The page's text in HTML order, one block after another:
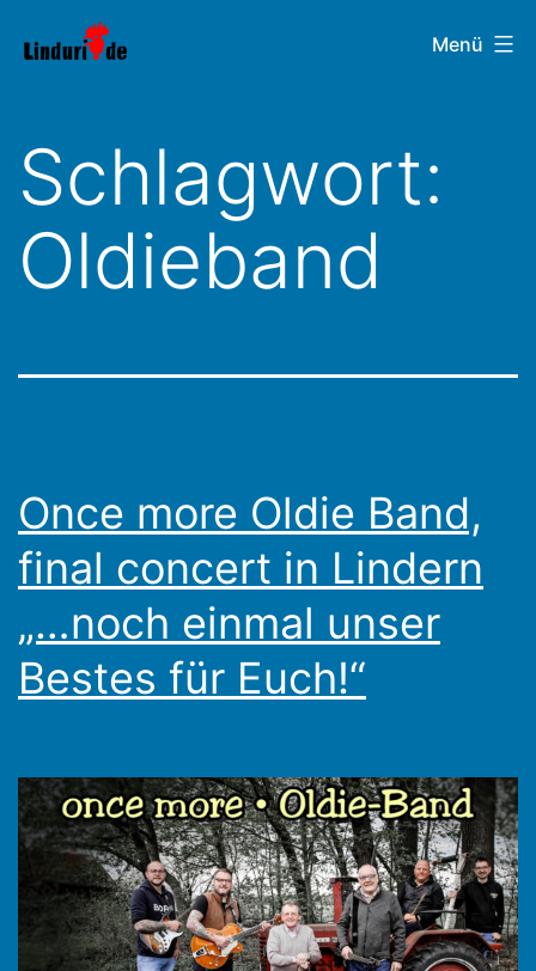
Inhalt
Linduri.de Menü
Schlagwort:
Oldieband
Once more Oldie Band,
final concert in Lindern
„…noch einmal unser
Bestes für Euch!“